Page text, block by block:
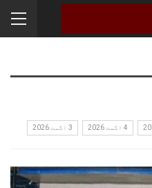
4 اگست 2026 3 اگست 2026